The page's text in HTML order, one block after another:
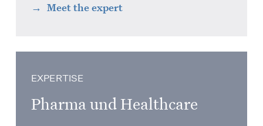
Meet the expert
EXPERTISE
Pharma und Healthcare